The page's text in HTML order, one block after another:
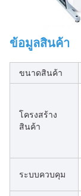
ข้อมูลสินค้า
ขนาดสินค้า
โครงสร้าง
สินค้า
ระบบควบคุม